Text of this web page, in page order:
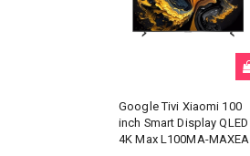
Google Tivi Xiaomi 100
inch Smart Display QLED
4K Max L100MA-MAXEA